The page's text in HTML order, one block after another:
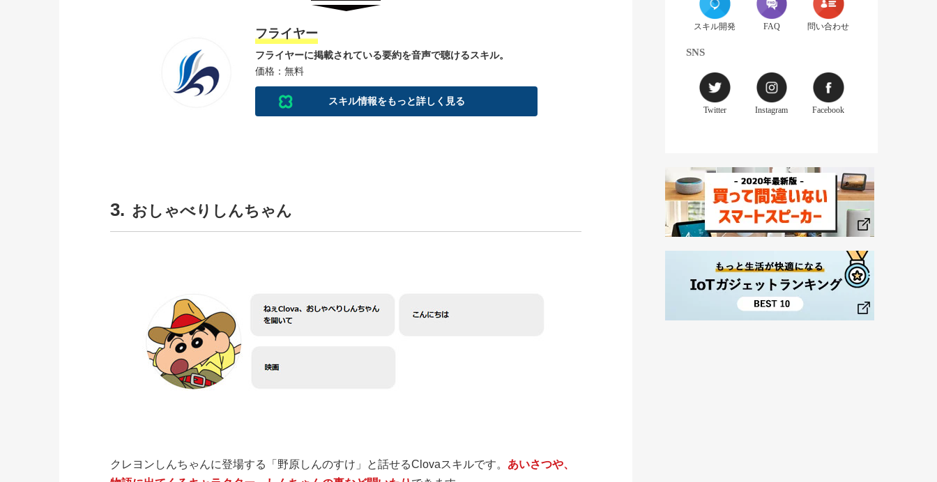
フライヤー
フライヤーに掲載されている要約を音声で聴けるスキル。
価格：無料
スキル情報をもっと詳しく見る
3. おしゃべりしんちゃん
クレヨンしんちゃんに登場する「野原しんのすけ」と話せるClovaスキルです。 あいさつや、
スキル開発 FAQ 問い合わせ
SNS
Twitter Instagram Facebook